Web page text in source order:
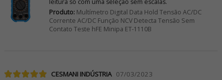
Produto:Multímetro Digital Data Hold Tensão AC/DC
Corrente AC/DC Função NCV Detecta Tensão Sem
Contato Teste hFE Minipa ET-1110B
CESMANI INDÚSTRIA 07/03/2023